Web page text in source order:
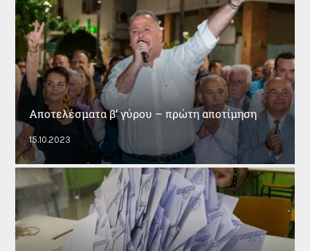
Αποτελέσματα β’ γύρου – πρώτη αποτίμηση
15.10.2023